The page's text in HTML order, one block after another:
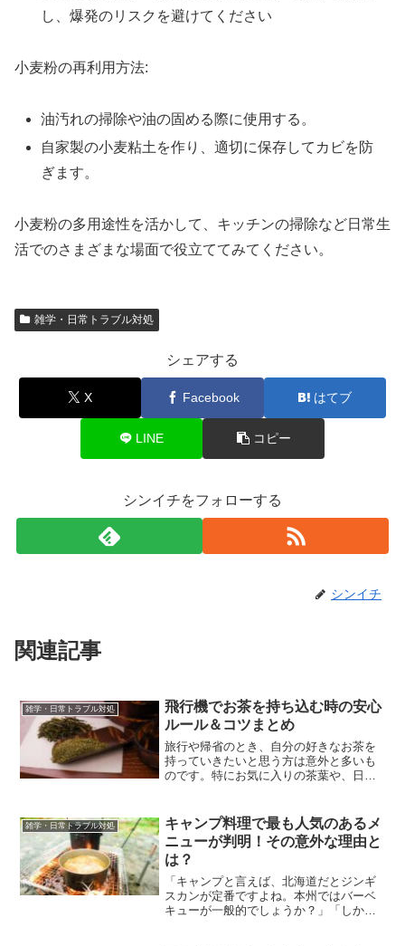
し、爆発のリスクを避けてください
小麦粉の再利用方法:
油汚れの掃除や油の固める際に使用する。
自家製の小麦粘土を作り、適切に保存してカビを防
ぎます。
小麦粉の多用途性を活かして、キッチンの掃除など日常生
活でのさまざまな場面で役立ててみてください。
雑学・日常トラブル対処
シェアする
X Facebook はてブ
LINE コピー
シンイチをフォローする
シンイチ
関連記事
雑学・日常トラブル対処
飛行機でお茶を持ち込む時の安心
ルール＆コツまとめ
旅行や帰省のとき、自分の好きなお茶を
持っていきたいと思う方は意外と多いも
のです。特にお気に入りの茶葉や、日本
きたいとき、自分の味があると安心しま
すよね。でも実際には「お...
雑学・日常トラブル対処
キャンプ料理で最も人気のあるメ
ニューが判明！その意外な理由と
は？
「キャンプと言えば、北海道だとジンギ
スカンが定番ですよね。本州ではバーベ
キューが一般的でしょうか？」「しか